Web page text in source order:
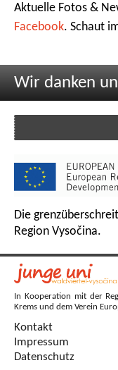
Aktuelle Fotos &
Facebook. Schaut
Wir danken
Die
Region Vysočina.
In Kooperation mit der
Krems und dem Verein
Kontakt
Impressum
Datenschutz